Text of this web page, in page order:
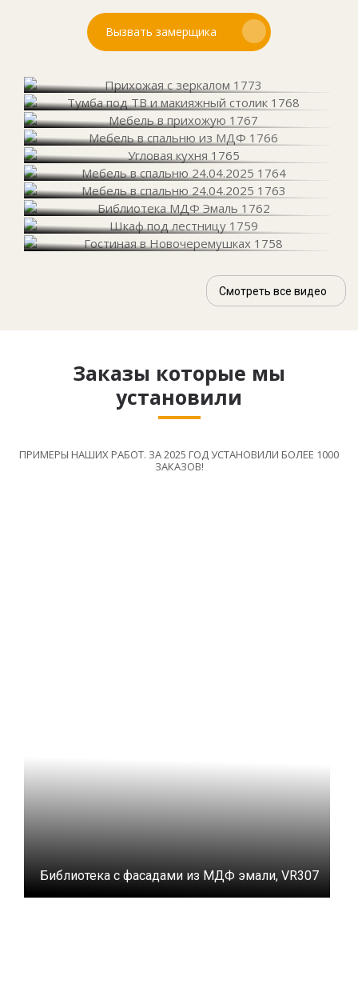
Вызвать замерщика
Смотреть все видео
Заказы которые мы
установили
ПРИМЕРЫ НАШИХ РАБОТ. ЗА 2025 ГОД УСТАНОВИЛИ БОЛЕЕ 1000
ЗАКАЗОВ!
Библиотека с фасадами из МДФ эмали, VR307